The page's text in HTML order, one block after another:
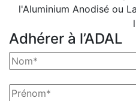
l'Aluminium Anodisé ou
Adhérer à l’ADAL